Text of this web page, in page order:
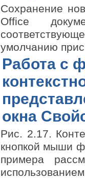
Сохранение
Office
умолчанию
Работа с
окна
Рис. 2.17.
кнопкой мыши
примера